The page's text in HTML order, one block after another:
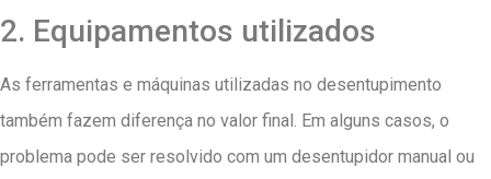
2. Equipamentos utilizados
As ferramentas e máquinas utilizadas no desentupimento
também fazem diferença no valor final. Em alguns casos, o
problema pode ser resolvido com um desentupidor manual ou